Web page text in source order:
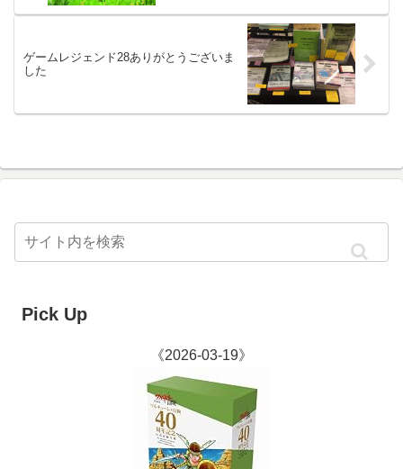
ゲームレジェンド28ありがとうございま
した
Pick Up
《2026-03-19》